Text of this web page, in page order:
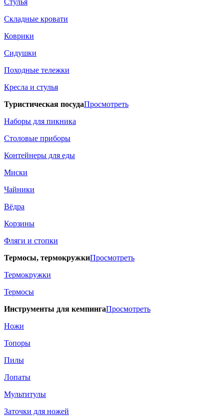
Стулья
Складные кровати
Коврики
Сидушки
Походные тележки
Кресла и стулья
Туристическая посудаПросмотреть
Наборы для пикника
Столовые приборы
Контейнеры для еды
Миски
Чайники
Вёдра
Корзины
Фляги и стопки
Термосы, термокружкиПросмотреть
Термокружки
Термосы
Инструменты для кемпингаПросмотреть
Ножи
Топоры
Пилы
Лопаты
Мультитулы
Заточки для ножей